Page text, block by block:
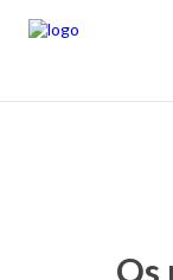
Os